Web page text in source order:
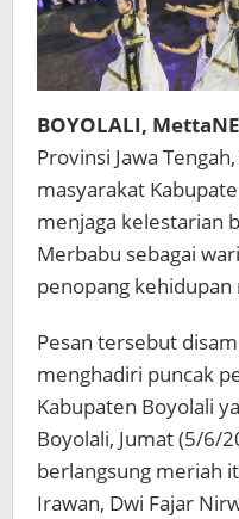
BOYOLALI,
Provinsi Jawa
masyarakat
menjaga kelestarian
Merbabu sebagai
penopang kehidupan
Pesan tersebut
menghadiri puncak
Kabupaten Boyolali
Boyolali, Jumat (5/6/
berlangsung meriah
Irawan, Dwi Fajar